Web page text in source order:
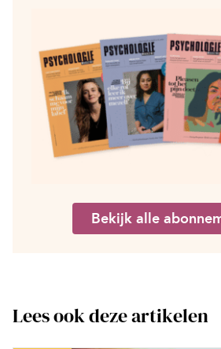
Bekijk alle
Lees ook deze artikelen